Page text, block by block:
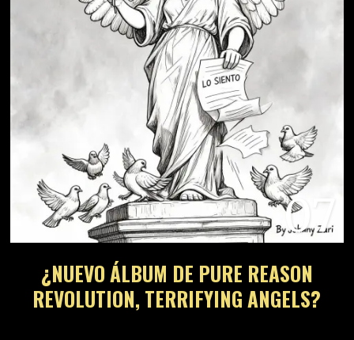
07
¿NUEVO ÁLBUM DE PURE REASON
REVOLUTION, TERRIFYING ANGELS?
08